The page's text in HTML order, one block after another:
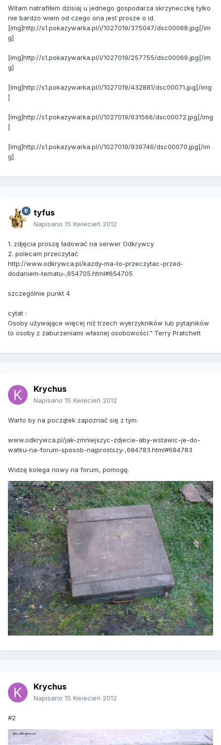
Witam natrafiłem dzisiaj u jednego gospodarza skrzyneczkę tylko
nie bardzo wiem od czego ona jest prosze o id.
[img]http://s1.pokazywarka.pl/i/1027019/375047/dsc00068.jpg[/im
g]
[img]http://s1.pokazywarka.pl/i/1027019/257755/dsc00069.jpg[/im
g]
[img]http://s1.pokazywarka.pl/i/1027019/432881/dsc00071.jpg[/img
]
[img]http://s1.pokazywarka.pl/i/1027019/631566/dsc00072.jpg[/img
]
[img]http://s1.pokazywarka.pl/i/1027019/939746/dsc00070.jpg[/im
g]
tyfus
Napisano 15 Kwiecień 2012
1. zdjęcia proszę ładować na serwer Odkrywcy
2. polecam przeczytać
http://www.odkrywca.pl/kazdy-ma-to-przeczytac-przed-
dodaniem-tematu-,654705.html#654705
szczególnie punkt 4
cytat :
Osoby używające więcej niż trzech wykrzykników lub pytajników
to osoby z zaburzeniami własnej osobowości." Terry Pratchett
Krychus
Napisano 15 Kwiecień 2012
Warto by na początek zapoznać się z tym.
www.odkrywca.pl/jak-zmniejszyc-zdjecie-aby-wstawic-je-do-
watku-na-forum-sposob-najprostszy-,684783.html#684783
Widzę kolega nowy na forum, pomogę.
Krychus
Napisano 15 Kwiecień 2012
#2